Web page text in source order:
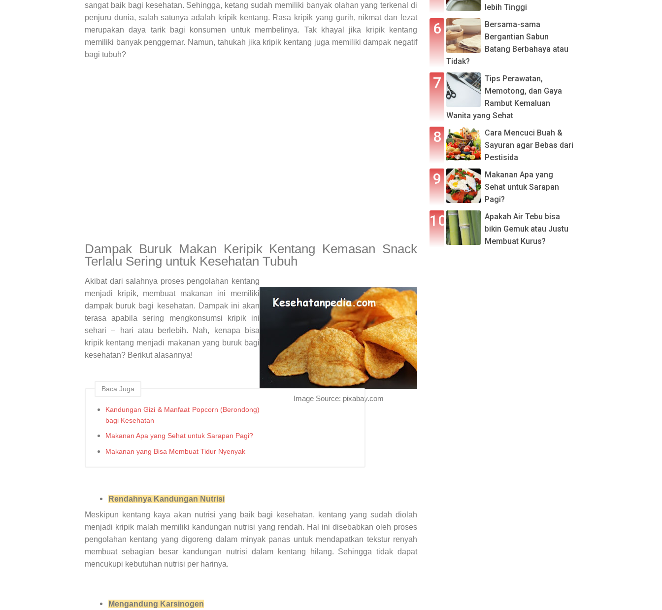
sangat baik bagi kesehatan. Sehingga, ketang sudah memiliki banyak olahan yang terkenal di
penjuru dunia, salah satunya adalah kripik kentang. Rasa kripik yang gurih, nikmat dan lezat
merupakan daya tarik bagi konsumen untuk membelinya. Tak khayal jika kripik kentang
memiliki banyak penggemar. Namun, tahukah jika kripik kentang juga memiliki dampak negatif
bagi tubuh?
Dampak Buruk Makan Keripik Kentang Kemasan Snack
Terlalu Sering untuk Kesehatan Tubuh
Image Source: pixabay.com
Akibat dari salahnya proses pengolahan kentang
menjadi kripik, membuat makanan ini memiliki
dampak buruk bagi kesehatan. Dampak ini akan
terasa apabila sering mengkonsumsi kripik ini
sehari – hari atau berlebih. Nah, kenapa bisa
kripik kentang menjadi makanan yang buruk bagi
kesehatan? Berikut alasannya!
Baca Juga
Kandungan Gizi & Manfaat Popcorn (Berondong)
bagi Kesehatan
Makanan Apa yang Sehat untuk Sarapan Pagi?
Makanan yang Bisa Membuat Tidur Nyenyak
Rendahnya Kandungan Nutrisi
Meskipun kentang kaya akan nutrisi yang baik bagi kesehatan, kentang yang sudah diolah
menjadi kripik malah memiliki kandungan nutrisi yang rendah. Hal ini disebabkan oleh proses
pengolahan kentang yang digoreng dalam minyak panas untuk mendapatkan tekstur renyah
membuat sebagian besar kandungan nutrisi dalam kentang hilang. Sehingga tidak dapat
mencukupi kebutuhan nutrisi per harinya.
Mengandung Karsinogen
lebih Tinggi
Bersama-sama
Bergantian Sabun
Batang Berbahaya atau
Tidak?
Tips Perawatan,
Memotong, dan Gaya
Rambut Kemaluan
Wanita yang Sehat
Cara Mencuci Buah &
Sayuran agar Bebas dari
Pestisida
Makanan Apa yang
Sehat untuk Sarapan
Pagi?
Apakah Air Tebu bisa
bikin Gemuk atau Justu
Membuat Kurus?